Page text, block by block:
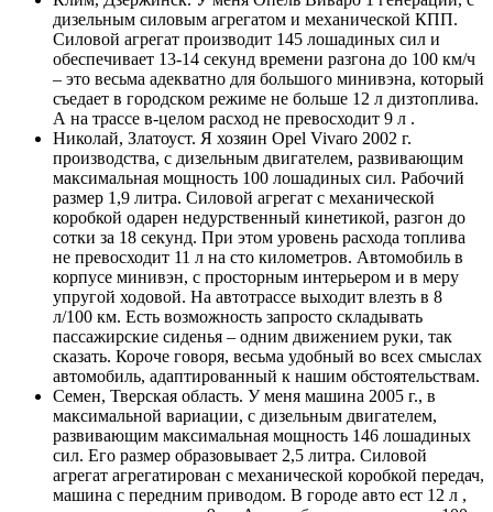
дизельным силовым агрегатом и механической КПП.
Силовой агрегат производит 145 лошадиных сил и
обеспечивает 13-14 секунд времени разгона до 100 км/ч
– это весьма адекватно для большого минивэна, который
съедает в городском режиме не больше 12 л дизтоплива.
А на трассе в-целом расход не превосходит 9 л .
Николай, Златоуст. Я хозяин Opel Vivaro 2002 г.
производства, с дизельным двигателем, развивающим
максимальная мощность 100 лошадиных сил. Рабочий
размер 1,9 литра. Силовой агрегат с механической
коробкой одарен недурственный кинетикой, разгон до
сотки за 18 секунд. При этом уровень расхода топлива
не превосходит 11 л на сто километров. Автомобиль в
корпусе минивэн, с просторным интерьером и в меру
упругой ходовой. На автотрассе выходит влезть в 8
л/100 км. Есть возможность запросто складывать
пассажирские сиденья – одним движением руки, так
сказать. Короче говоря, весьма удобный во всех смыслах
автомобиль, адаптированный к нашим обстоятельствам.
Семен, Тверская область. У меня машина 2005 г., в
максимальной вариации, с дизельным двигателем,
развивающим максимальная мощность 146 лошадиных
сил. Его размер образовывает 2,5 литра. Силовой
агрегат агрегатирован с механической коробкой передач,
машина с передним приводом. В городе авто ест 12 л ,